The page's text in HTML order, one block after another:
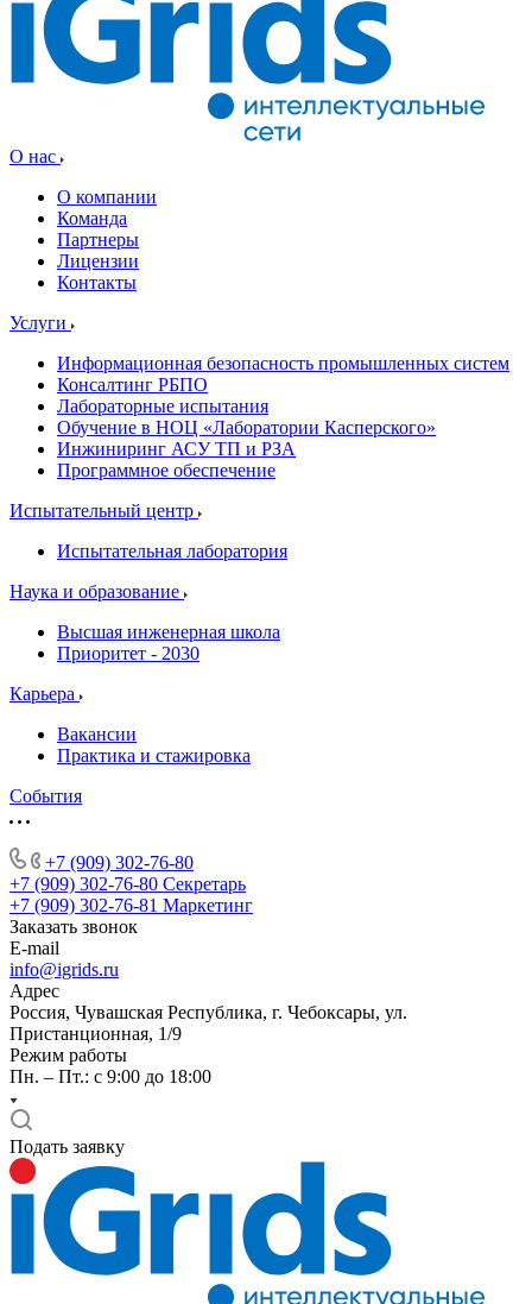
О нас
О компании
Команда
Партнеры
Лицензии
Контакты
Услуги
Информационная безопасность промышленных систем
Консалтинг РБПО
Лабораторные испытания
Обучение в НОЦ «Лаборатории Касперского»
Инжиниринг АСУ ТП и РЗА
Программное обеспечение
Испытательный центр
Испытательная лаборатория
Наука и образование
Высшая инженерная школа
Приоритет - 2030
Карьера
Вакансии
Практика и стажировка
События
+7 (909) 302-76-80
+7 (909) 302-76-80 Секретарь
+7 (909) 302-76-81 Маркетинг
Заказать звонок
E-mail
info@igrids.ru
Адрес
Россия, Чувашская Республика, г. Чебоксары, ул.
Пристанционная, 1/9
Режим работы
Пн. – Пт.: с 9:00 до 18:00
Подать заявку